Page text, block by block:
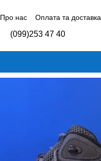
Про нас
Оплата та доставка
Відгуки про магазин
(099)253 47 40